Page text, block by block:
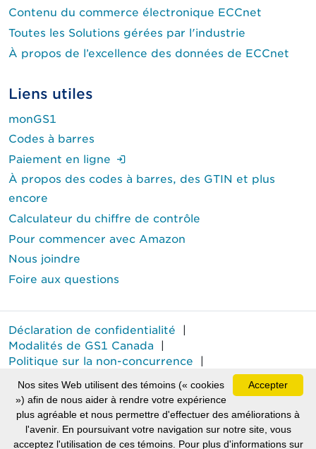
Contenu du commerce électronique ECCnet
Toutes les Solutions gérées par l'industrie
À propos de l’excellence des données de ECCnet
Liens utiles
monGS1
Codes à barres
Paiement en ligne
À propos des codes à barres, des GTIN et plus
encore
Calculateur du chiffre de contrôle
Pour commencer avec Amazon
Nous joindre
Foire aux questions
Déclaration de confidentialité |
Modalités de GS1 Canada |
Politique sur la non-concurrence |
GS1 Canada
est une marque déposée de GS1 Canada.
Tous droits réservés © GS1 Canada 2026.
Accepter
Nos sites Web utilisent des témoins (« cookies
») afin de nous aider à rendre votre expérience
plus agréable et nous permettre d'effectuer des améliorations à
l'avenir. En poursuivant votre navigation sur notre site, vous
acceptez l'utilisation de ces témoins. Pour plus d'informations sur